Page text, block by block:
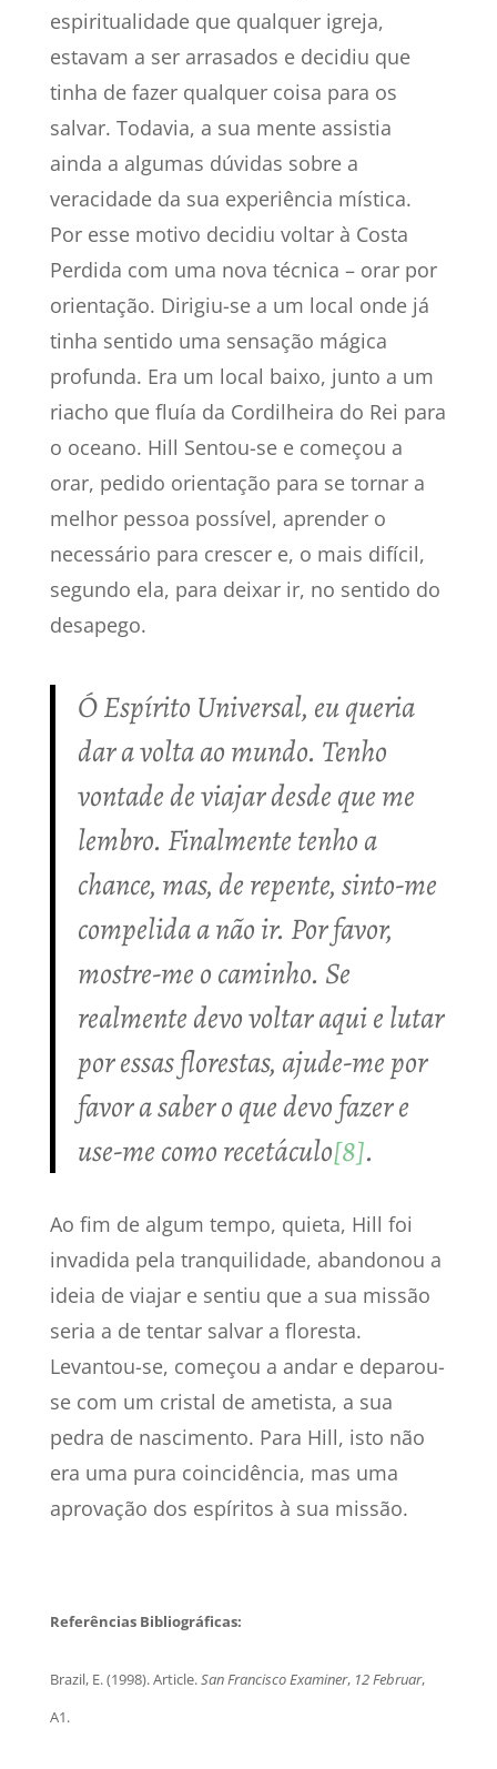
espiritualidade que qualquer igreja,
estavam a ser arrasados e decidiu que
tinha de fazer qualquer coisa para os
salvar. Todavia, a sua mente assistia
ainda a algumas dúvidas sobre a
veracidade da sua experiência mística.
Por esse motivo decidiu voltar à Costa
Perdida com uma nova técnica – orar por
orientação. Dirigiu-se a um local onde já
tinha sentido uma sensação mágica
profunda. Era um local baixo, junto a um
riacho que fluía da Cordilheira do Rei para
o oceano. Hill Sentou-se e começou a
orar, pedido orientação para se tornar a
melhor pessoa possível, aprender o
necessário para crescer e, o mais difícil,
segundo ela, para deixar ir, no sentido do
desapego.
Ó Espírito Universal, eu queria
dar a volta ao mundo. Tenho
vontade de viajar desde que me
lembro. Finalmente tenho a
chance, mas, de repente, sinto-me
compelida a não ir. Por favor,
mostre-me o caminho. Se
realmente devo voltar aqui e lutar
por essas florestas, ajude-me por
favor a saber o que devo fazer e
use-me como recetáculo[8].
Ao fim de algum tempo, quieta, Hill foi
invadida pela tranquilidade, abandonou a
ideia de viajar e sentiu que a sua missão
seria a de tentar salvar a floresta.
Levantou-se, começou a andar e deparou-
se com um cristal de ametista, a sua
pedra de nascimento. Para Hill, isto não
era uma pura coincidência, mas uma
aprovação dos espíritos à sua missão.
Referências Bibliográficas:
Brazil, E. (1998). Article.San Francisco Examiner, 12 Februar,
A1.